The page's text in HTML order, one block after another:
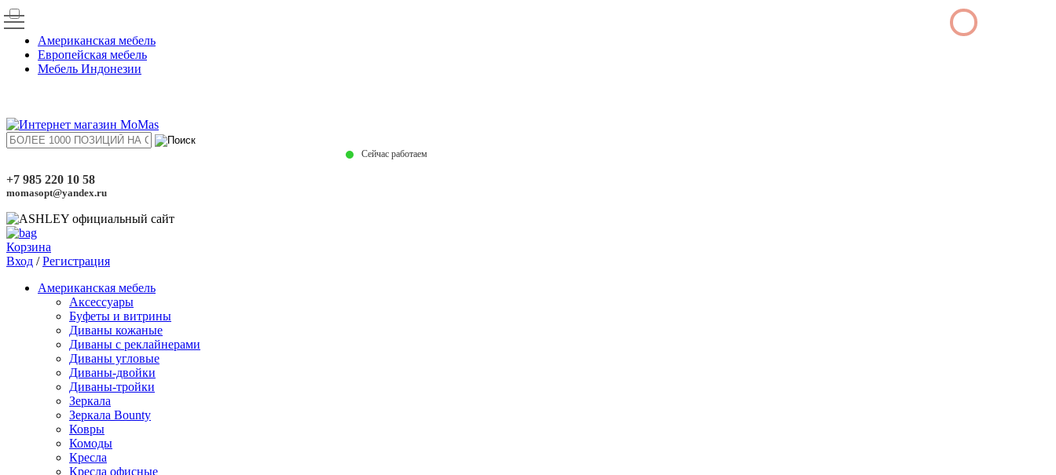
Американская мебель
Европейская мебель
Мебель Индонезии
Сейчас работаем
+7 985 220 10 58
momasopt@yandex.ru
Корзина
Вход /Регистрация
Американская мебель
Аксессуары
Буфеты и витрины
Диваны кожаные
Диваны с реклайнерами
Диваны угловые
Диваны-двойки
Диваны-тройки
Зеркала
Зеркала Bounty
Ковры
Комоды
Кресла
Кресла офисные